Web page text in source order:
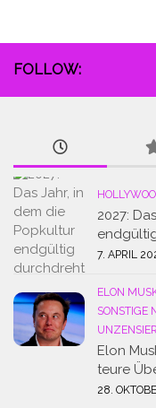
FOLLOW:
2027:
7. APRIL
ELON
SONSTIGE
Elon
teure
28.